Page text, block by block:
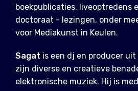
boekpublicaties, liveoptredens
doctoraat - lezingen, onder
voor Mediakunst in Keulen.
Sagat is een dj en producer uit
zijn diverse en creatieve
elektronische muziek. Hij is